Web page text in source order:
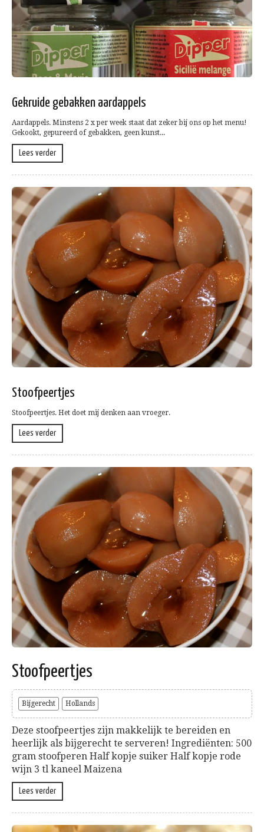
Gekruide gebakken aardappels
Aardappels. Minstens 2 x per week staat dat zeker bij ons op het menu!
Gekookt, gepureerd of gebakken, geen kunst...
Lees verder
Stoofpeertjes
Stoofpeertjes. Het doet mij denken aan vroeger.
Lees verder
Stoofpeertjes
Bijgerecht Hollands
Deze stoofpeertjes zijn makkelijk te bereiden en
heerlijk als bijgerecht te serveren! Ingrediënten: 500
gram stoofperen Half kopje suiker Half kopje rode
wijn 3 tl kaneel Maizena
Lees verder